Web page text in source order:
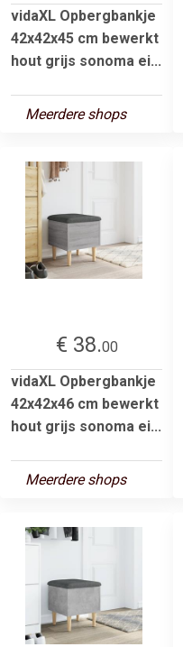
vidaXL Opbergbankje
42x42x45 cm bewerkt
hout grijs sonoma ei...
Meerdere shops
€ 38.00
vidaXL Opbergbankje
42x42x46 cm bewerkt
hout grijs sonoma ei...
Meerdere shops